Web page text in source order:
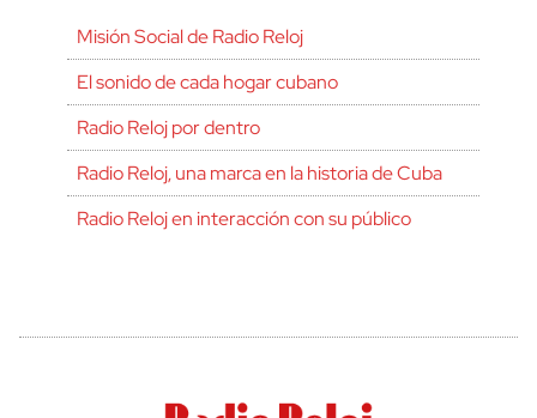
Misión Social de Radio Reloj
El sonido de cada hogar cubano
Radio Reloj por dentro
Radio Reloj, una marca en la historia de Cuba
Radio Reloj en interacción con su público